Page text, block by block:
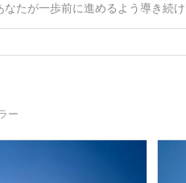
たが一歩前に進めるよう導き続け
ー